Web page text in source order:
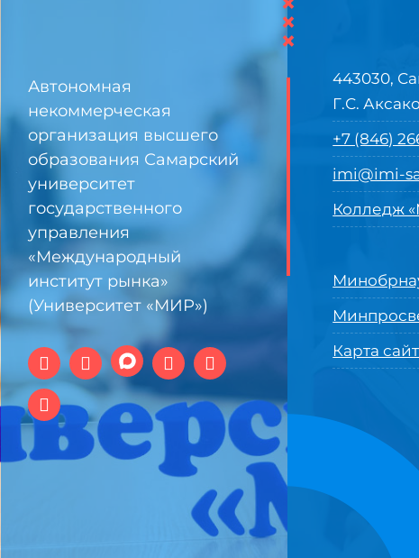
Автономная
некоммерческая
организация высшего
образования Самарский
университет
государственного
управления
«Международный
институт рынка»
(Университет «МИР»)
×
×
443030,
Г.С.
+7 (846)
imi@imi-
Колледж
Карта